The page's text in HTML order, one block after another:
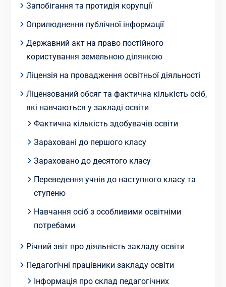
Запобігання та протидія корупції
Оприлюднення публічної інформації
Державний акт на право постійного
користування земельною ділянкою
Ліцензія на провадження освітньої діяльності
Ліцензований обсяг та фактична кількість осіб,
які навчаються у закладі освіти
Фактична кількість здобувачів освіти
Зараховані до першого класу
Зараховано до десятого класу
Переведення учнів до наступного класу та
ступеню
Навчання осіб з особливими освітніми
потребами
Річний звіт про діяльність закладу освіти
Педагогічні працівники закладу освіти
Інформація про склад педагогічних